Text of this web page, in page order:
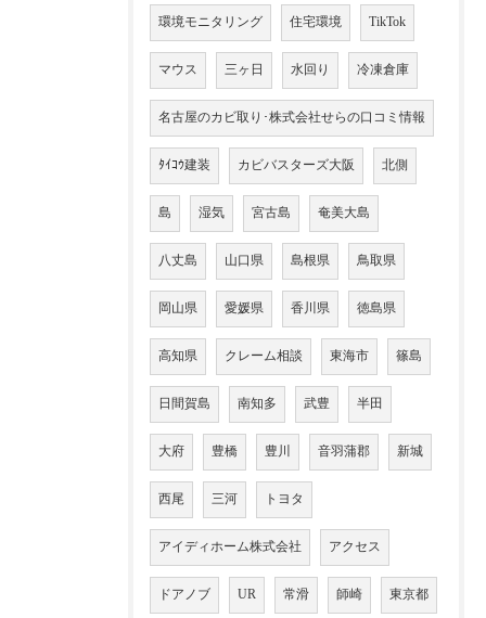
環境モニタリング 住宅環境 TikTok
マウス 三ヶ日 水回り 冷凍倉庫
名古屋のカビ取り･株式会社せらの口コミ情報
ﾀｲｺｳ建装 カビバスターズ大阪 北側
島 湿気 宮古島 奄美大島
八丈島 山口県 島根県 鳥取県
岡山県 愛媛県 香川県 徳島県
高知県 クレーム相談 東海市 篠島
日間賀島 南知多 武豊 半田
大府 豊橋 豊川 音羽蒲郡 新城
西尾 三河 トヨタ
アイディホーム株式会社 アクセス
ドアノブ UR 常滑 師崎 東京都